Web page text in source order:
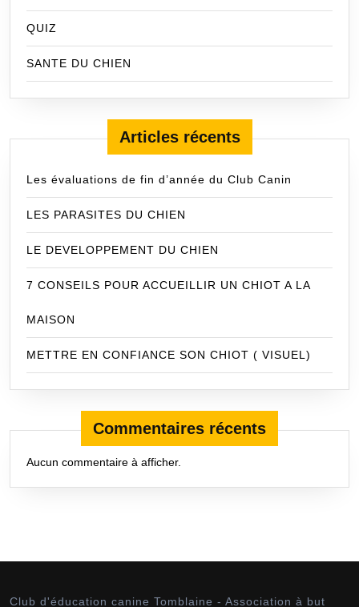
QUIZ
SANTE DU CHIEN
Articles récents
Les évaluations de fin d’année du Club Canin
LES PARASITES DU CHIEN
LE DEVELOPPEMENT DU CHIEN
7 CONSEILS POUR ACCUEILLIR UN CHIOT A LA
MAISON
METTRE EN CONFIANCE SON CHIOT ( VISUEL)
Commentaires récents
Aucun commentaire à afficher.
Club d'éducation canine Tomblaine - Association à but